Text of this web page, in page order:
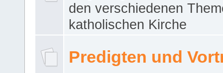
den verschiedenen
katholischen Kirche
Predigten und